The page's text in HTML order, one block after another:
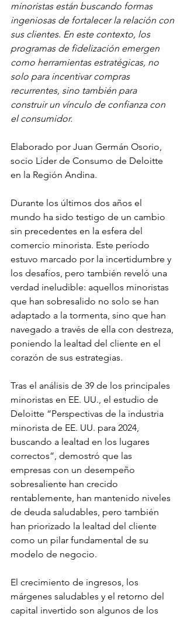
minoristas están buscando formas
ingeniosas de fortalecer la relación con
sus clientes. En este contexto, los
programas de fidelización emergen
como herramientas estratégicas, no
solo para incentivar compras
recurrentes, sino también para
construir un vínculo de confianza con
el consumidor.
Elaborado por Juan Germán Osorio,
socio Líder de Consumo de Deloitte
en la Región Andina.
Durante los últimos dos años el
mundo ha sido testigo de un cambio
sin precedentes en la esfera del
comercio minorista. Este período
estuvo marcado por la incertidumbre y
los desafíos, pero también reveló una
verdad ineludible: aquellos minoristas
que han sobresalido no solo se han
adaptado a la tormenta, sino que han
navegado a través de ella con destreza,
poniendo la lealtad del cliente en el
corazón de sus estrategias.
Tras el análisis de 39 de los principales
minoristas en EE. UU., el estudio de
Deloitte “Perspectivas de la industria
minorista de EE. UU. para 2024,
buscando a lealtad en los lugares
correctos”, demostró que las
empresas con un desempeño
sobresaliente han crecido
rentablemente, han mantenido niveles
de deuda saludables, pero también
han priorizado la lealtad del cliente
como un pilar fundamental de su
modelo de negocio.
El crecimiento de ingresos, los
márgenes saludables y el retorno del
capital invertido son algunos de los